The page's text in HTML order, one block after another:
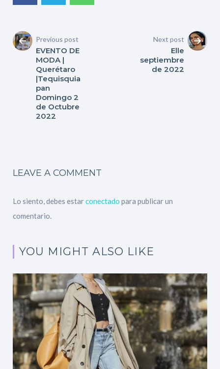
Previous post
EVENTO DE
MODA |
Querétaro
|Tequisquia
pan
Domingo 2
de Octubre
2022
Next post
Elle
septiembre
de 2022
LEAVE A COMMENT
Lo siento, debes estarconectado para publicar un
comentario.
YOU MIGHT ALSO LIKE